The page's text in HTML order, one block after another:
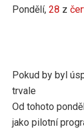
Pondělí, 28 z
Pokud by byl
trvale
Od tohoto
jako pilotní